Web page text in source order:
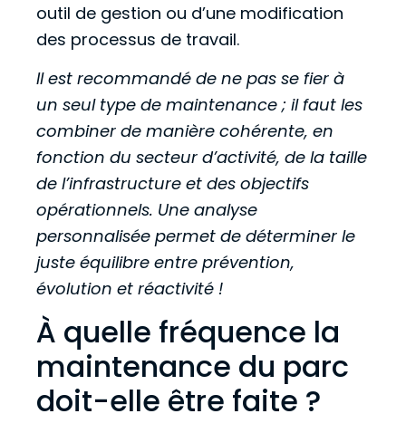
outil de gestion ou d’une modification
des processus de travail.
Il est recommandé de ne pas se fier à
un seul type de maintenance ; il faut les
combiner de manière cohérente, en
fonction du secteur d’activité, de la taille
de l’infrastructure et des objectifs
opérationnels. Une analyse
personnalisée permet de déterminer le
juste équilibre entre prévention,
évolution et réactivité !
À quelle fréquence la
maintenance du parc
doit-elle être faite ?